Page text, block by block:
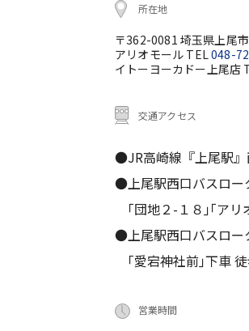
所在地
〒362-0081 埼玉県上尾
アリオモール TEL048-
イトーヨーカドー上尾店
交通アクセス
●JR高崎線『上尾駅
●上尾駅西口バスロー
｢団地２-１８｣｢アリ
●上尾駅西口バスロー
｢愛宕神社前｣下車
営業時間